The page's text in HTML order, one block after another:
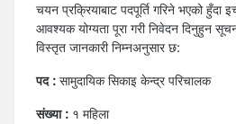
चयन प्रक्रियाबाट पदपूर्ति गरिने भएको हुँदा
आवश्यक योग्यता पूरा गरी निवेदन दिनुहुन
विस्तृत जानकारी निम्नअनुसार छ:
पद : सामुदायिक सिकाइ केन्द्र परिचालक
संख्या : १ महिला